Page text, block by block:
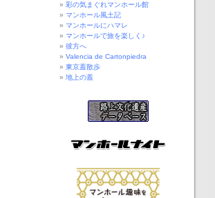
彩の気まぐれマンホール館
マンホール風土記
マンホールにハマレ
マンホールで旅を楽しく♪
彼方へ
Valencia de Cartonpiedra
東京蓋散歩
地上の蓋